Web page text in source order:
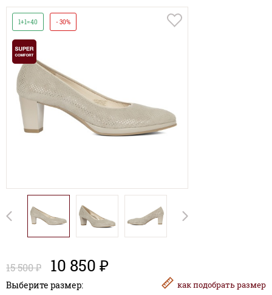
1+1=40 - 30%
15 500 ₽ 10 850 ₽
Выберите размер: какподобрать размер